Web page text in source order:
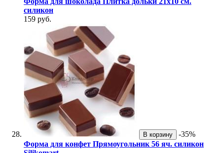
силикон
159 руб.
В корзину
-35%
Форма для конфет Прямоугольник 56 яч. силикон